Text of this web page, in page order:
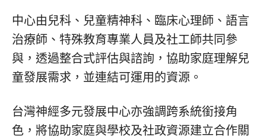
中心由兒科、兒童精神科、臨床心理師、語言
治療師、特殊教育專業人員及社工師共同參
與，透過整合式評估與諮詢，協助家庭理解兒
童發展需求，並連結可運用的資源。
台灣神經多元發展中心亦強調跨系統銜接角
色，將協助家庭與學校及社政資源建立合作關